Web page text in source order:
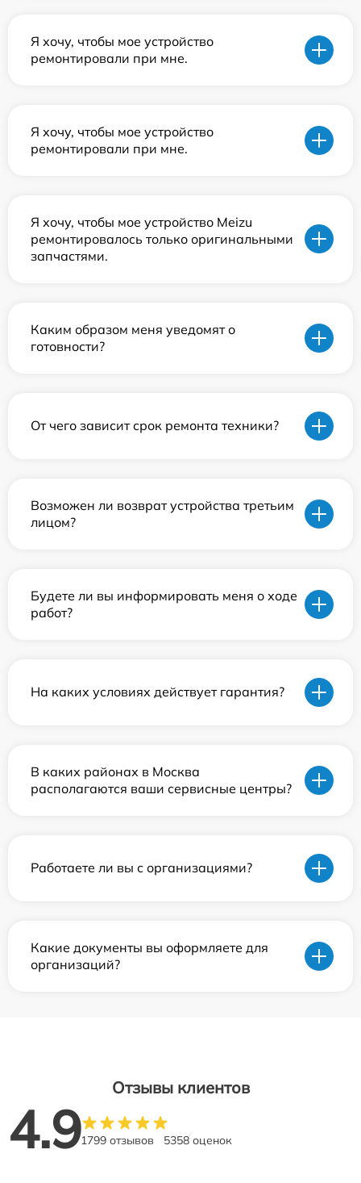
Я хочу, чтобы мое устройство
ремонтировали при мне.
Я хочу, чтобы мое устройство
ремонтировали при мне.
Я хочу, чтобы мое устройство Meizu
ремонтировалось только оригинальными
запчастями.
Каким образом меня уведомят о
готовности?
От чего зависит срок ремонта техники?
Возможен ли возврат устройства третьим
лицом?
Будете ли вы информировать меня о ходе
работ?
На каких условиях действует гарантия?
В каких районах в Москва
располагаются ваши сервисные центры?
Работаете ли вы с организациями?
Какие документы вы оформляете для
организаций?
Отзывы клиентов
4.91799 отзывов 5358 оценок